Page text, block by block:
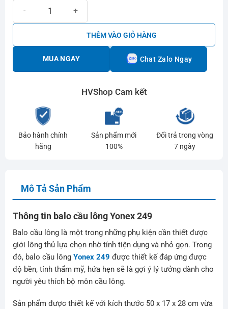
THÊM VÀO GIỎ HÀNG
MUA NGAY Chat Zalo Ngay
HVShop Cam kết
Bảo hành chính
hãng
Sản phẩm mới
100%
Đổi trả trong vòng
7 ngày
Mô Tả Sản Phẩm
Thông tin balo cầu lông Yonex 249
Balo cầu lông là một trong những phụ kiện cần thiết được
giới lông thủ lựa chọn nhờ tính tiện dụng và nhỏ gọn. Trong
đó, balo cầu lông Yonex 249 được thiết kế đáp ứng được
độ bền, tính thẩm mỹ, hứa hẹn sẽ là gợi ý lý tưởng dành cho
người yêu thích bộ môn cầu lông.
Sản phẩm được thiết kế với kích thước 50 x 17 x 28 cm vừa